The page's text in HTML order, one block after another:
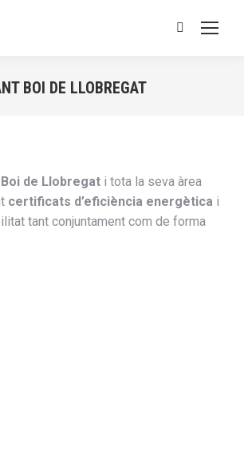
Buscar:
BOI DE LLOBREGAT
de Llobregat i tota la seva àrea
certificats d’eficiència energètica i
tant conjuntament com de forma